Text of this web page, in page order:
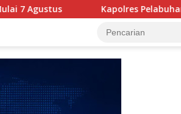
Kapolres Pelabuhan Belawan Paparkan